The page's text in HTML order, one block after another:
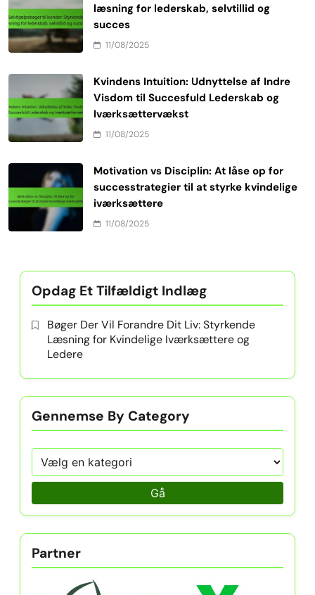
læsning for lederskab, selvtillid og
succes
11/08/2025
Kvindens Intuition: Udnyttelse af Indre
Visdom til Succesfuld Lederskab og
Iværksættervækst
11/08/2025
Motivation vs Disciplin: At låse op for
successtrategier til at styrke kvindelige
iværksættere
11/08/2025
Opdag Et Tilfældigt Indlæg
Bøger Der Vil Forandre Dit Liv: Styrkende
Læsning for Kvindelige Iværksættere og
Ledere
Gennemse By Category
Gå
Partner